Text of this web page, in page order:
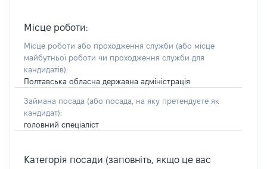
Місце роботи:
Місце роботи або проходження служби (або місце
майбутньої роботи чи проходження служби для
кандидатів):
Полтавська обласна державна адміністрація
Займана посада (або посада, на яку претендуєте як
кандидат):
головний спеціаліст
Категорія посади (заповніть, якщо це вас